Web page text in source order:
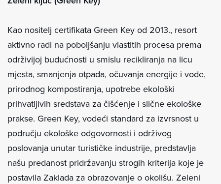
Kao nositelj certifikata Green Key od 2013., resort
aktivno radi na poboljšanju vlastitih procesa prema
održivijoj budućnosti u smislu recikliranja na licu
mjesta, smanjenja otpada, očuvanja energije i vode,
prirodnog kompostiranja, upotrebe ekološki
prihvatljivih sredstava za čišćenje i slične ekološke
prakse. Green Key, vodeći standard za izvrsnost u
području ekološke odgovornosti i održivog
poslovanja unutar turističke industrije, predstavlja
našu predanost pridržavanju strogih kriterija koje je
postavila Zaklada za obrazovanje o okolišu. Zeleni